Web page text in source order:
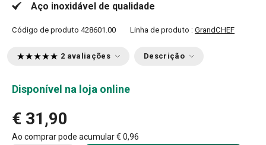
Aço inoxidável de qualidade
Código de produto 428601.00 Linha de produto : GrandCHEF
2 avaliações Descrição
Disponível na loja online
€ 31,90
Ao comprar pode acumular€ 0,96